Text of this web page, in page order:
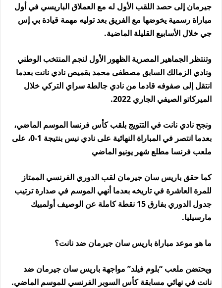
جيرمان إلى حصد اللقب الأول له مع العملاق الباريسي في أول
مباراة رسمية يخوضها مع الفريق بعد توليه مهمة قيادة بي إس
جي خلال الأسابيع القليلة الماضية.
وتنتظر الجماهير المصرية الظهور الأول لنجم المنتخب الوطني
ونادي الزمالك السابق مصطفى محمد بقميص نادي نانت بعدما
انتقل إلى صفوفه قادما من نادي جالطة سراي التركي خلال
الميركاتو الصيفي الجاري 2022.
ونجح نادي نانت في التتويج بلقب كأس فرنسا الموسم الماضي،
بعدما انتصر في المباراة النهائية على نادي نيس بنتيجة 1-0، على
ملعب فرنسا مطلع شهر يونيو الماضي
كما حقق باريس سان جيرمان لقب الدوري الفرنسي الممتاز
للمرة العاشرة في تاريخه بعدما أنهي الموسم في صدارة ترتيب
جدول الدوري بفارق 15 نقطة كاملة عن الوصيف أولمبيك
مارسيليا.
ما هو موعد مباراة باريس سان جيرمان ضد نانت؟
ويحتضن ملعب “بلوم فيلد” مواجهة باريس سان جيرمان ضد
نانت في نهائي مسابقة كأس السوبر الفرنسي للموسم الماضي.